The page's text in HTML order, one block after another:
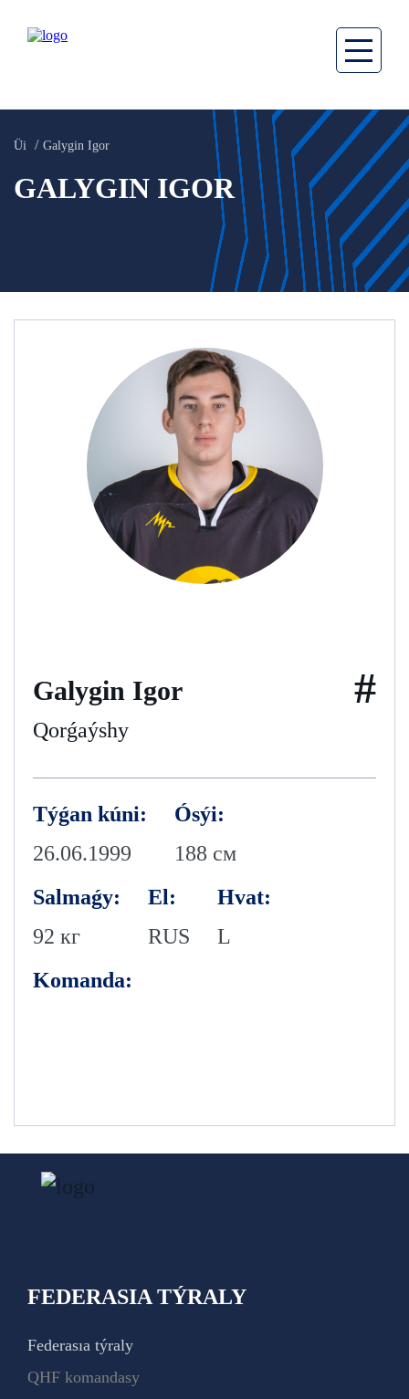
Üi Galygin Igor
GALYGIN IGOR
Galygin Igor
Qorǵaýshy
#
Týǵan kúni:
26.06.1999
Ósýi:
188 см
Salmaǵy:
92 кг
El:
RUS
Hvat:
L
Komanda:
FEDERASIA TÝRALY
Federasıa týraly
QHF komandasy